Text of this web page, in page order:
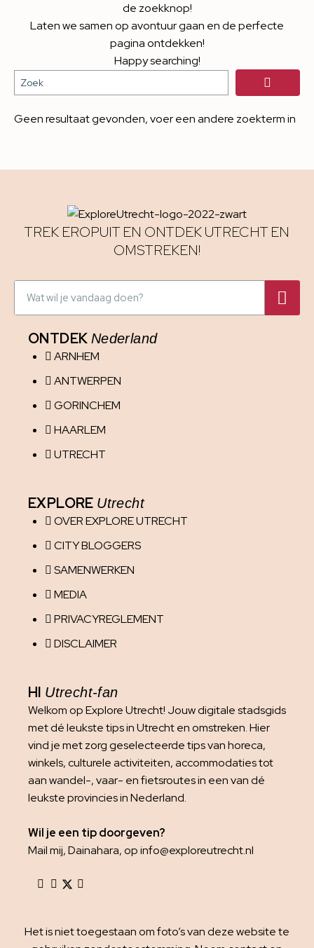
de zoekknop!
Laten we samen op avontuur gaan en de perfecte
pagina ontdekken!
Happy searching!
Geen resultaat gevonden, voer een andere zoekterm in
TREK EROPUIT EN ONTDEK UTRECHT EN
OMSTREKEN!
ONTDEK Nederland
ARNHEM
ANTWERPEN
GORINCHEM
HAARLEM
UTRECHT
EXPLORE Utrecht
OVER EXPLORE UTRECHT
CITY BLOGGERS
SAMENWERKEN
MEDIA
PRIVACYREGLEMENT
DISCLAIMER
HI Utrecht-fan
Welkom op Explore Utrecht! Jouw digitale stadsgids
met dé leukste tips in Utrecht en omstreken. Hier
vind je met zorg geselecteerde tips van horeca,
winkels, culturele activiteiten, accommodaties tot
aan wandel-, vaar- en fietsroutes in een van dé
leukste provincies in Nederland.
Wil je een tip doorgeven?
Mail mij, Dainahara, op info@exploreutrecht.nl
Het is niet toegestaan om foto’s van deze website te